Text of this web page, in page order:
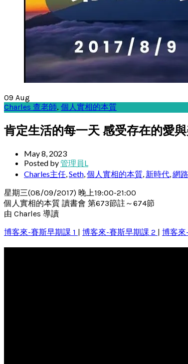
09 Aug
Charles 查老師, 個人實相的本質
肯定生活的每一天 感受存在的愛
May 8, 2023
Posted by管理員L
Charles主任,Seth,個人實相的本質, 新時代,網
星期三(08/09/2017) 晚上19:00-21:00
個人實相的本質 讀書會 第673節註～674節
由 Charles 導讀
博客來-賽斯早期課 1
博客來-賽斯早期課 2 博客來